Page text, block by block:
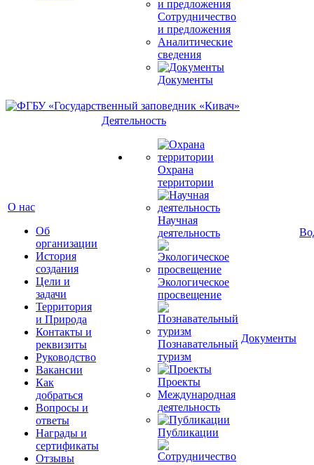
Сотрудничество
и предложения
Аналитические
сведения
Документы
О нас
Об
организации
История
создания
Цели и
задачи
Территория
и Природа
Контакты и
реквизиты
Руководство
Вакансии
Как
добраться
Вопросы и
ответы
Награды и
сертификаты
Отзывы
Деятельность
Охрана
территории
Научная
деятельность
Экологическое
просвещение
Познавательный
туризм
Проекты
Международная
деятельность
Публикации
Документы